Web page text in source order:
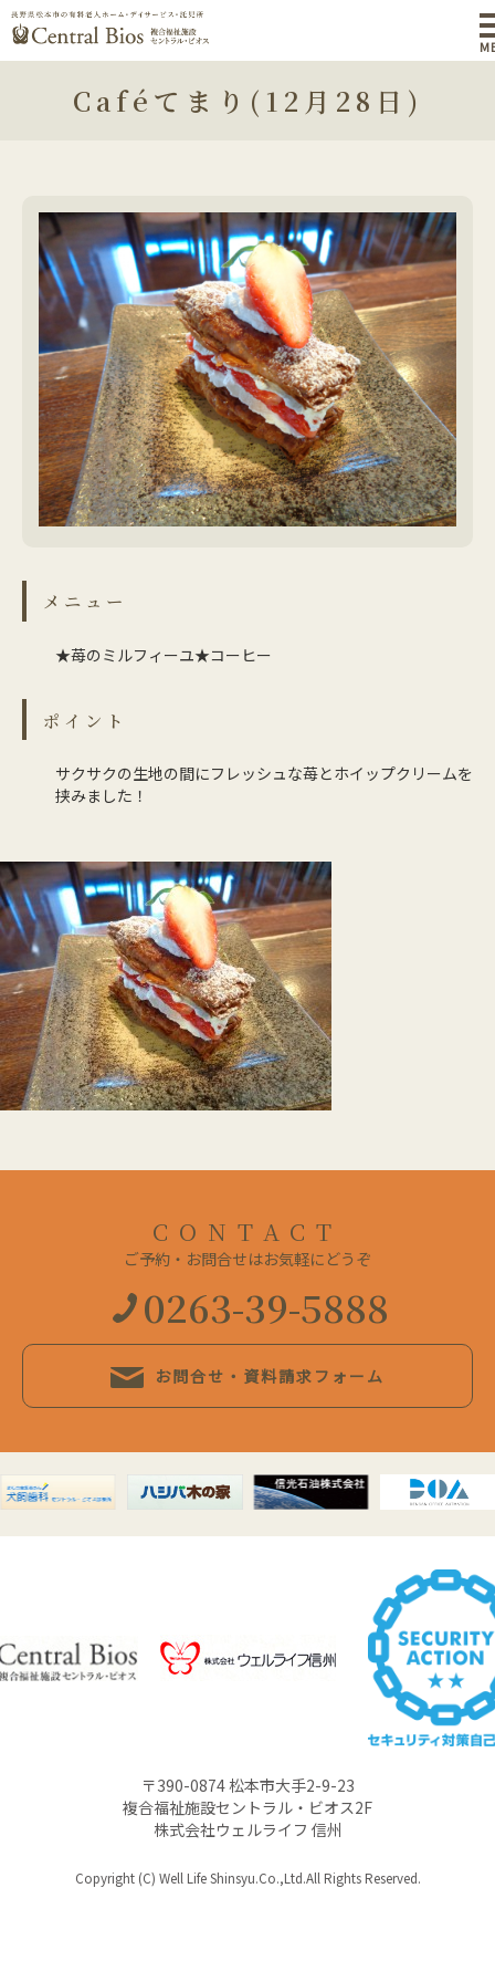
Caféてまり(12月28日)
メニュー
★苺のミルフィーユ★コーヒー
ポイント
サクサクの生地の間にフレッシュな苺とホイップクリームを
挟みました！
CONTACT
ご予約・お問合せはお気軽にどうぞ
0263-39-5888
お問合せ・資料請求フォーム
〒390-0874 松本市大手2-9-23
複合福祉施設セントラル・ビオス2F
株式会社ウェルライフ 信州
Copyright (C) Well Life Shinsyu.Co.,Ltd.All Rights Reserved.